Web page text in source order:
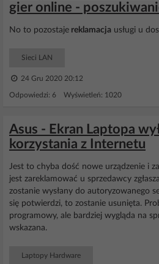
gier online -
No to pozostaje reklamacja usługi u
Sieci LAN
24 Gru 2020 20:12
Odpowiedzi: 6 Wyświetleń: 1020
Asus - Ekran Laptopa
korzystania z Internetu
Jest to chyba dość nowe urządzenie i
jest zareklamować u sprzedawcy
zostanie wysłany do autoryzowanego
się potwierdzi, to zostanie usunięta.
programowy, ale bardziej wygląda na
wskazana.
Laptopy Hardware